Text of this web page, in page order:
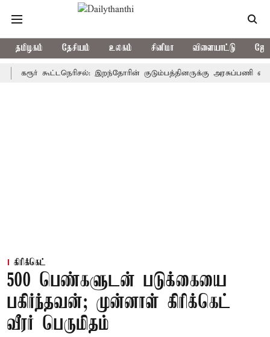
தமிழகம் தேசியம் உலகம் சினிமா விளையாட்டு
கூட்டநெரிசல்: இறந்தோரின் குடும்பத்தினருக்கு அரசுப்பணி வழக்கு;
கிரிக்கெட்
500 பெண்களுடன் படுக்கையை
பகிர்ந்தவன்; முன்னாள் கிரிக்கெட்
வீரர் பெருமிதம்